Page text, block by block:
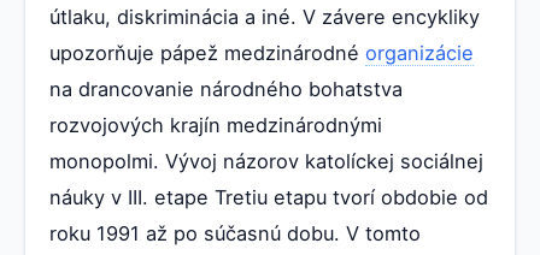
útlaku, diskriminácia a iné. V závere encykliky
upozorňuje pápež medzinárodné organizácie
na drancovanie národného bohatstva
rozvojových krajín medzinárodnými
monopolmi. Vývoj názorov katolíckej sociálnej
náuky v III. etape Tretiu etapu tvorí obdobie od
roku 1991 až po súčasnú dobu. V tomto